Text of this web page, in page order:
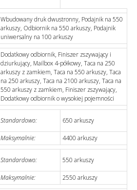
Wbudowany druk dwustronny, Podajnik na 550
arkuszy, Odbiornik na 550 arkuszy, Podajnik
uniwersalny na 100 arkuszy
Dodatkowy odbiornik, Finiszer zszywający i
dziurkujący, Mailbox 4-półkowy, Taca na 250
arkuszy z zamkiem, Taca na 550 arkuszy, Taca
na 250 arkuszy, Taca na 2100 arkuszy, Taca na
550 arkuszy z zamkiem, Finiszer zszywający,
Dodatkowy odbiornik o wysokiej pojemności
Standardowo: 650 arkuszy
Maksymalnie: 4400 arkuszy
Standardowo: 550 arkuszy
Maksymalnie: 2550 arkuszy